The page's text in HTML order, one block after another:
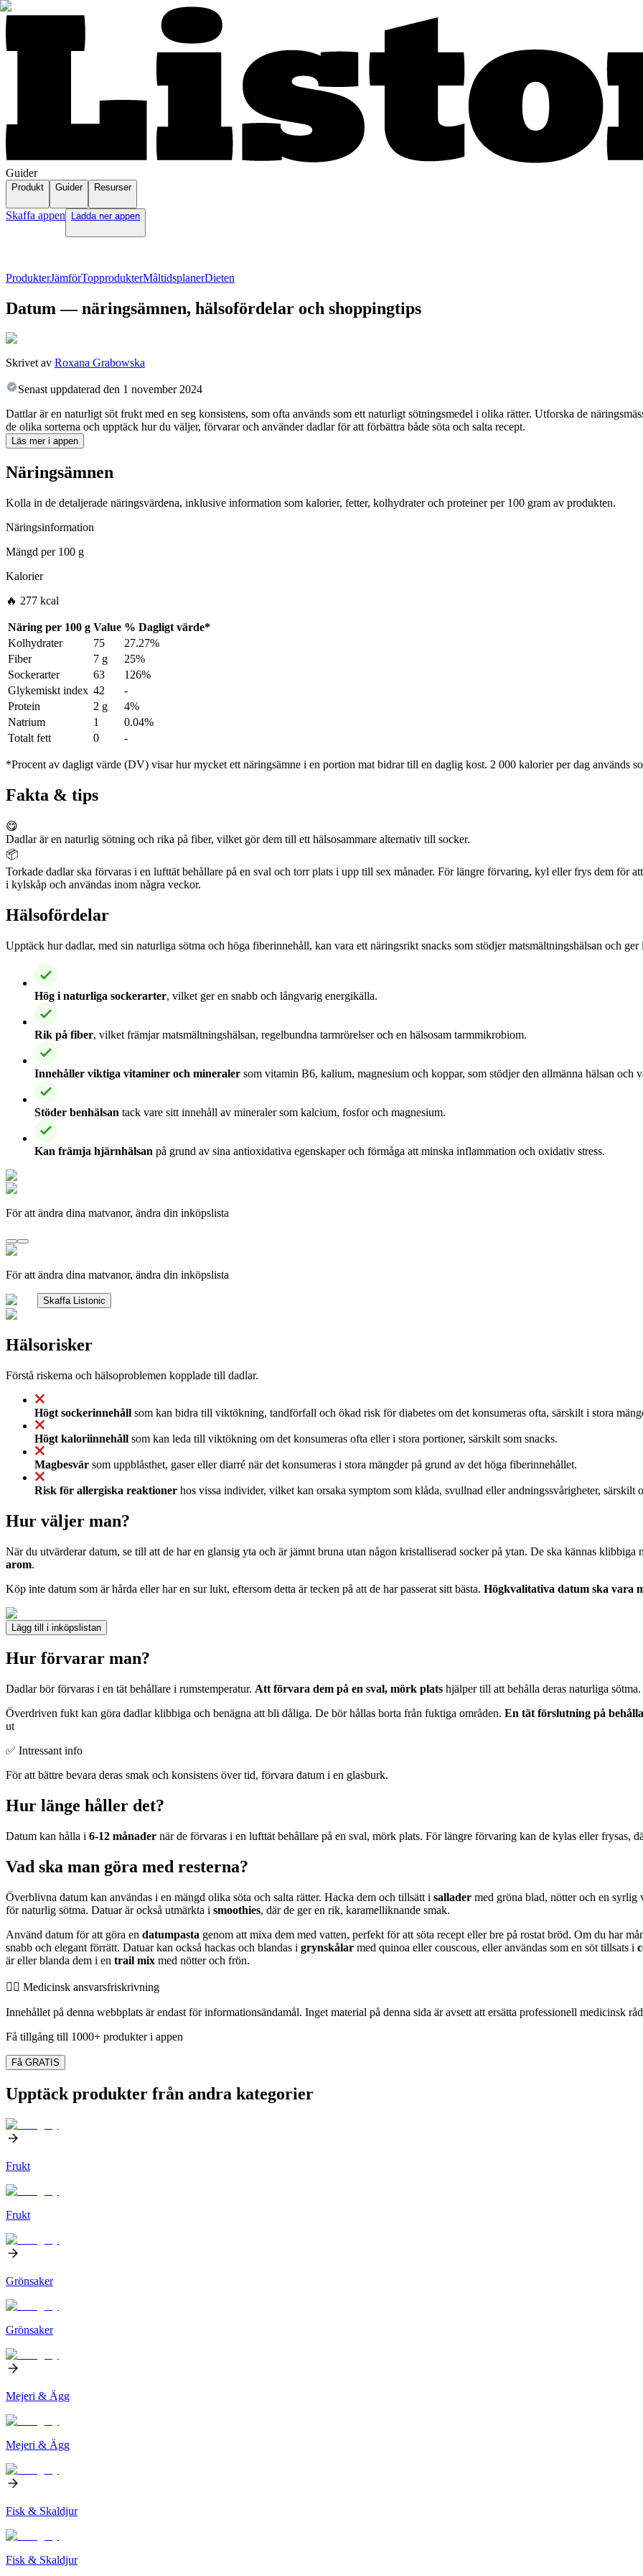
Guider
Produkt Guider Resurser
Skaffa appen Ladda ner appen
ProdukterJämförTopprodukterMåltidsplanerDieten
Datum — näringsämnen, hälsofördelar och shoppingtips
Skrivet av Roxana Grabowska
Senast uppdaterad den 1 november 2024
Dattlar är en naturligt söt frukt med en seg konsistens, som ofta används som ett naturligt sötningsmedel i olika rätter. Utforska de
de olika sorterna och upptäck hur du väljer, förvarar och använder dadlar för att förbättra både söta och salta recept.
Läs mer i appen
Näringsämnen
Kolla in de detaljerade näringsvärdena, inklusive information som kalorier, fetter, kolhydrater och proteiner per 100 gram av produkten.
Näringsinformation
Mängd per100 g
Kalorier
🔥 277 kcal
Näring per 100 g Value % Dagligt värde*
Kolhydrater
75
27.27%
Fiber
7 g
25%
Sockerarter
63
126%
Glykemiskt index 42
-
Protein
2 g
4%
Natrium
1
0.04%
Totalt fett
0 -
*Procent av dagligt värde (DV) visar hur mycket ett näringsämne i en portion mat bidrar till en daglig kost. 2 000 kalorier per dag används
Fakta & tips
😋
Dadlar är en naturlig sötning och rika på fiber, vilket gör dem till ett hälsosammare alternativ till socker.
📦
Torkade dadlar ska förvaras i en lufttät behållare på en sval och torr plats i upp till sex månader. För längre förvaring, kyl eller frys dem för
i kylskåp och användas inom några veckor.
Hälsofördelar
Upptäck hur dadlar, med sin naturliga sötma och höga fiberinnehåll, kan vara ett näringsrikt snacks som stödjer matsmältningshälsan och ger
Hög i naturliga sockerarter, vilket ger en snabb och långvarig energikälla.
Rik på fiber, vilket främjar matsmältningshälsan, regelbundna tarmrörelser och en hälsosam tarmmikrobiom.
Innehåller viktiga vitaminer och mineraler som vitamin B6, kalium, magnesium och koppar, som stödjer den allmänna hälsan och
Stöder benhälsan tack vare sitt innehåll av mineraler som kalcium, fosfor och magnesium.
Kan främja hjärnhälsan på grund av sina antioxidativa egenskaper och förmåga att minska inflammation och oxidativ stress.
För att ändra dina matvanor, ändra din inköpslista
För att ändra dina matvanor, ändra din inköpslista
Skaffa Listonic
Hälsorisker
Förstå riskerna och hälsoproblemen kopplade till dadlar.
Högt sockerinnehåll som kan bidra till viktökning, tandförfall och ökad risk för diabetes om det konsumeras ofta, särskilt i stora
Högt kaloriinnehåll som kan leda till viktökning om det konsumeras ofta eller i stora portioner, särskilt som snacks.
Magbesvär som uppblåsthet, gaser eller diarré när det konsumeras i stora mängder på grund av det höga fiberinnehållet.
Risk för allergiska reaktioner hos vissa individer, vilket kan orsaka symptom som klåda, svullnad eller andningssvårigheter, särskilt
Hur väljer man?
När du utvärderar datum, se till att de har en glansig yta och är jämnt bruna utan någon kristalliserad socker på ytan. De ska kännas klibbiga
arom.
Köp inte datum som är hårda eller har en sur lukt, eftersom detta är tecken på att de har passerat sitt bästa. Högkvalitativa datum ska vara
Lägg till i inköpslistan
Hur förvarar man?
Dadlar bör förvaras i en tät behållare i rumstemperatur. Att förvara dem på en sval, mörk plats hjälper till att behålla deras naturliga
Överdriven fukt kan göra dadlar klibbiga och benägna att bli dåliga. De bör hållas borta från fuktiga områden. En tät förslutning på
ut
✅ Intressant info
För att bättre bevara deras smak och konsistens över tid, förvara datum i en glasburk.
Hur länge håller det?
Datum kan hålla i 6-12 månader när de förvaras i en lufttät behållare på en sval, mörk plats. För längre förvaring kan de kylas eller frysas,
Vad ska man göra med resterna?
Överblivna datum kan användas i en mängd olika söta och salta rätter. Hacka dem och tillsätt i sallader med gröna blad, nötter och en syrlig
för naturlig sötma. Datuar är också utmärkta i smoothies, där de ger en rik, karamelliknande smak.
Använd datum för att göra en datumpasta genom att mixa dem med vatten, perfekt för att söta recept eller bre på rostat bröd. Om du har
snabb och elegant förrätt. Datuar kan också hackas och blandas i grynskålar med quinoa eller couscous, eller användas som en söt tillsats i
är eller blanda dem i en trail mix med nötter och frön.
👨‍⚕️️ Medicinsk ansvarsfriskrivning
Innehållet på denna webbplats är endast för informationsändamål. Inget material på denna sida är avsett att ersätta professionell medicinsk
Få tillgång till 1000+ produkter i appen
Få GRATIS
Upptäck produkter från andra kategorier
Frukt
Frukt
Grönsaker
Grönsaker
Mejeri & Ägg
Mejeri & Ägg
Fisk & Skaldjur
Fisk & Skaldjur